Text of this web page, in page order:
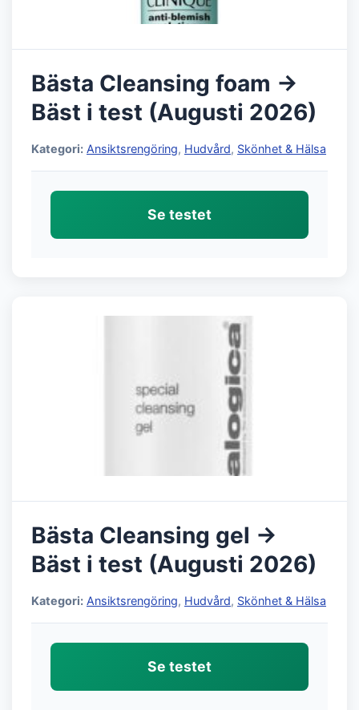
Bästa Cleansing foam →
Bäst i test (Augusti 2026)
Kategori: Ansiktsrengöring, Hudvård, Skönhet & Hälsa
Se testet
Bästa Cleansing gel →
Bäst i test (Augusti 2026)
Kategori: Ansiktsrengöring, Hudvård, Skönhet & Hälsa
Se testet